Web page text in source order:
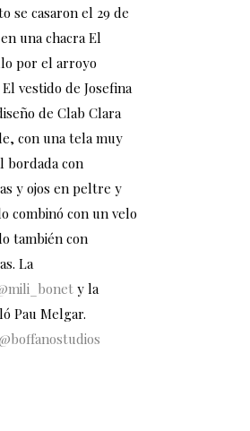
se casaron el 29 de
una chacra El
por el arroyo
El vestido de Josefina
de Clab Clara
con una tela muy
bordada con
y ojos en peltre y
combinó con un velo
también con
La
y la
Pau Melgar.